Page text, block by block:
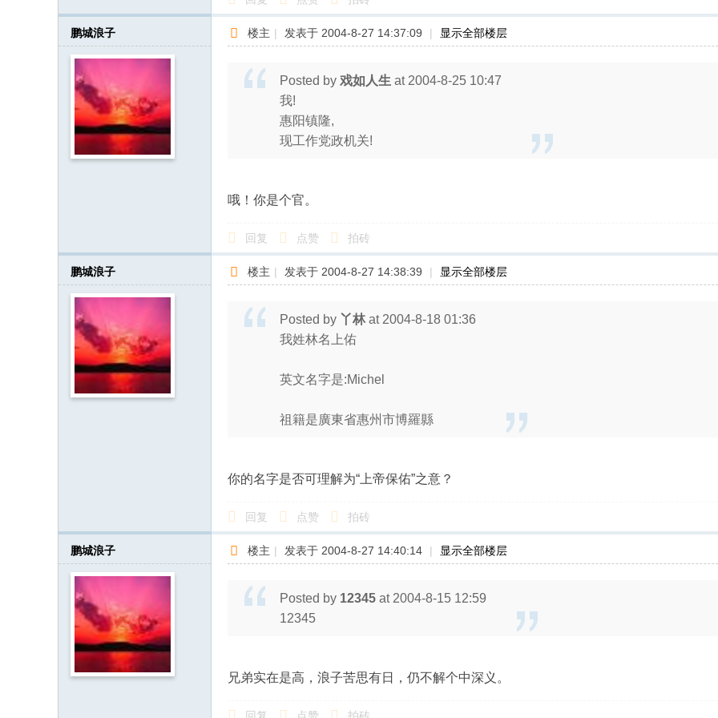
鹏城浪子 楼主 | 发表于 2004-8-27 14:37:09 | 显示全部楼层
Posted by 戏如人生 at 2004-8-25 10:47
我!
惠阳镇隆,
现工作党政机关!
哦！你是个官。
回复 点赞 拍砖
鹏城浪子 楼主 | 发表于 2004-8-27 14:38:39 | 显示全部楼层
Posted by 丫林at 2004-8-18 01:36
我姓林名上佑
英文名字是:Michel
祖籍是廣東省惠州市博羅縣
你的名字是否可理解为“上帝保佑”之意？
回复 点赞 拍砖
鹏城浪子 楼主 | 发表于 2004-8-27 14:40:14 | 显示全部楼层
Posted by 12345 at 2004-8-15 12:59
12345
兄弟实在是高，浪子苦思有日，仍不解个中深义。